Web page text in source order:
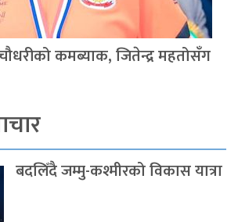
कमब्याक, जितेन्द्र महतोसँग
बदलिँदै जम्मु-कश्मीरको विकास यात्रा